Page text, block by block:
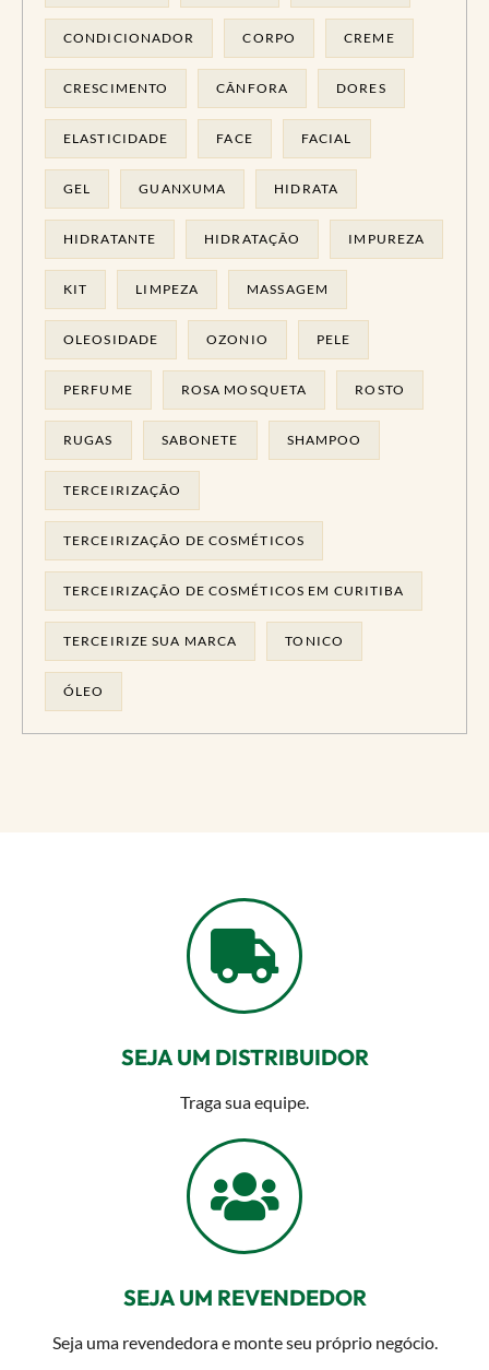
CONDICIONADOR CORPO CREME
CRESCIMENTO CÂNFORA DORES
ELASTICIDADE FACE FACIAL
GEL GUANXUMA HIDRATA
HIDRATANTE HIDRATAÇÃO IMPUREZA
KIT LIMPEZA MASSAGEM
OLEOSIDADE OZONIO PELE
PERFUME ROSA MOSQUETA ROSTO
RUGAS SABONETE SHAMPOO
TERCEIRIZAÇÃO
TERCEIRIZAÇÃO DE COSMÉTICOS
TERCEIRIZAÇÃO DE COSMÉTICOS EM CURITIBA
TERCEIRIZE SUA MARCA TONICO
ÓLEO
SEJA UM DISTRIBUIDOR
Traga sua equipe.
SEJA UM REVENDEDOR
Seja uma revendedora e monte seu próprio negócio.